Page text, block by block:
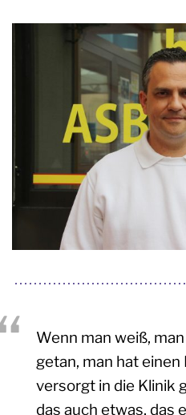
Wenn man weiß,
getan, man hat
versorgt in die Klinik
das auch etwas, das